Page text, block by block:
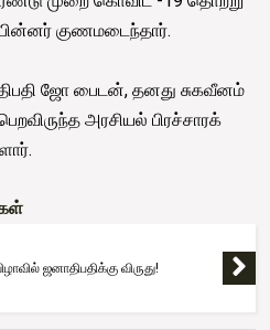
பின்னர் குணமடைந்தார்.
ஜோ பைடன், தனது சுகவீனம்
அரசியல் பிரச்சாரக்
ஜனாதிபதிக்கு விருது!